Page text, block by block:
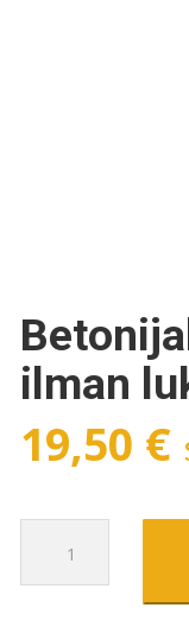
ilman
19,50 €
60/500
ilman